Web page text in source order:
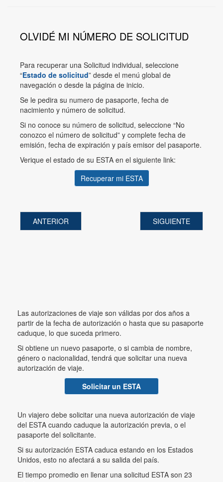
OLVIDÉ MI NÚMERO DE SOLICITUD
Para recuperar una Solicitud individual, seleccione
“Estado de solicitud” desde el menú global de
navegación o desde la página de inicio.
Se le pedira su numero de pasaporte, fecha de
nacimiento y número de solicitud.
Si no conoce su número de solicitud, seleccione “No
conozco el número de solicitud” y complete fecha de
emisión, fecha de expiración y país emisor del pasaporte.
Verique el estado de su ESTA en el siguiente link:
Recuperar mi ESTA
ANTERIOR SIGUIENTE
Las autorizaciones de viaje son válidas por dos años a
partir de la fecha de autorización o hasta que su pasaporte
caduque, lo que suceda primero.
Si obtiene un nuevo pasaporte, o si cambia de nombre,
género o nacionalidad, tendrá que solicitar una nueva
autorización de viaje.
Solicitar un ESTA
Un viajero debe solicitar una nueva autorización de viaje
del ESTA cuando caduque la autorización previa, o el
pasaporte del solicitante.
Si su autorización ESTA caduca estando en los Estados
Unidos, esto no afectará a su salida del país.
El tiempo promedio en llenar una solicitud ESTA son 23